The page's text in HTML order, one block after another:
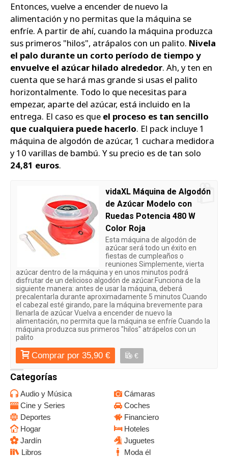
Entonces, vuelve a encender de nuevo la
alimentación y no permitas que la máquina se
enfríe. A partir de ahí, cuando la máquina produzca
sus primeros "hilos", atrápalos con un palito. Nivela
el palo durante un corto período de tiempo y
envuelve el azúcar hilado alrededor. Ah, y ten en
cuenta que se hará mas grande si usas el palito
horizontalmente. Todo lo que necesitas para
empezar, aparte del azúcar, está incluido en la
entrega. El caso es que el proceso es tan sencillo
que cualquiera puede hacerlo. El pack incluye 1
máquina de algodón de azúcar, 1 cuchara medidora
y 10 varillas de bambú. Y su precio es de tan solo
24,81 euros.
vidaXL Máquina de Algodón
de Azúcar Modelo con
Ruedas Potencia 480 W
Color Roja
Esta máquina de algodón de
azúcar será todo un éxito en
fiestas de cumpleaños o
reuniones Simplemente, vierta
azúcar dentro de la máquina y en unos minutos podrá
disfrutar de un delicioso algodón de azúcar.Funciona de la
siguiente manera: antes de usar la máquina, deberá
precalentarla durante aproximadamente 5 minutos Cuando
el cabezal esté girando, pare la máquina brevemente para
llenarla de azúcar Vuelva a encender de nuevo la
alimentación, no permita que la máquina se enfríe Cuando la
máquina produzca sus primeros "hilos" atrápelos con un
palito
Comprar por 35,90 € €
Categorías
Audio y Música
Cámaras
Cine y Series
Coches
Deportes
Financiero
Hogar
Hoteles
Jardín
Juguetes
Libros
Moda él